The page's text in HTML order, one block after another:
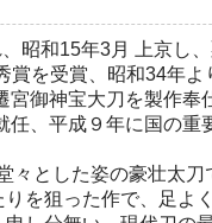
昭和15年3月 上京し
を受賞、昭和34年
御神宝大刀を製作奉
、平成９年に国の重
とした姿の豪壮太
を狙った作で、足よ